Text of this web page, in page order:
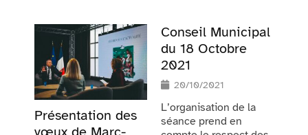
Présentation des
Conseil Municipal
du 18 Octobre
2021
20/10/2021
L’organisation de la
séance prend en